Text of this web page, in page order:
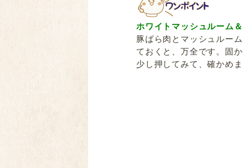
ホワイトマッシュルーム
豚ばら肉とマッシュルー
ておくと、万全です。固
少し押してみて、確かめま